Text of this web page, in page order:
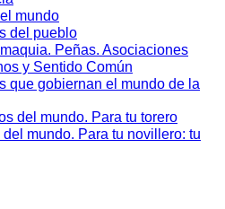
mundo
del pueblo
Peñas. Asociaciones
y Sentido Común
gobiernan el mundo de la
del mundo. Para tu torero
mundo. Para tu novillero: tu